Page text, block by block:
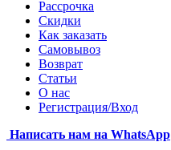
Рассрочка
Скидки
Как заказать
Самовывоз
Возврат
Статьи
О нас
Регистрация/Вход
Написать нам на WhatsApp